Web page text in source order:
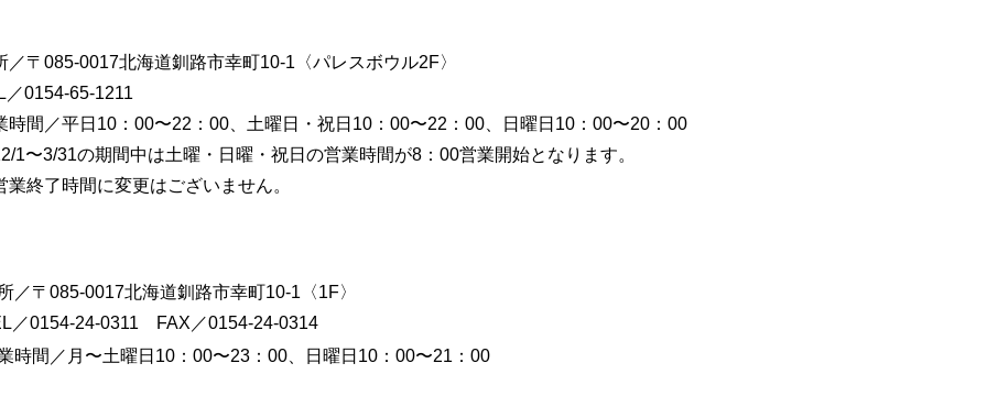
お知らせ
今年もやりますパレスフィー
／〒085-0017北海道釧路市幸町10-1​〈パレスボウル2F〉
／0154-65-1211
時間／平日10：00〜22：00、土曜日・祝日10：00〜22：00、日曜日10：00〜20：00
1〜3/31の期間中は土曜・日曜・祝日の営業時間が8：00営業開始となります。
終了時間に変更はございません。
／〒085-0017北海道釧路市幸町10-1 ​〈1F〉
／0154-24-0311 FAX／0154-24-0314
時間／月〜土曜日 10：00〜23：00、 日曜日10：00〜21：00